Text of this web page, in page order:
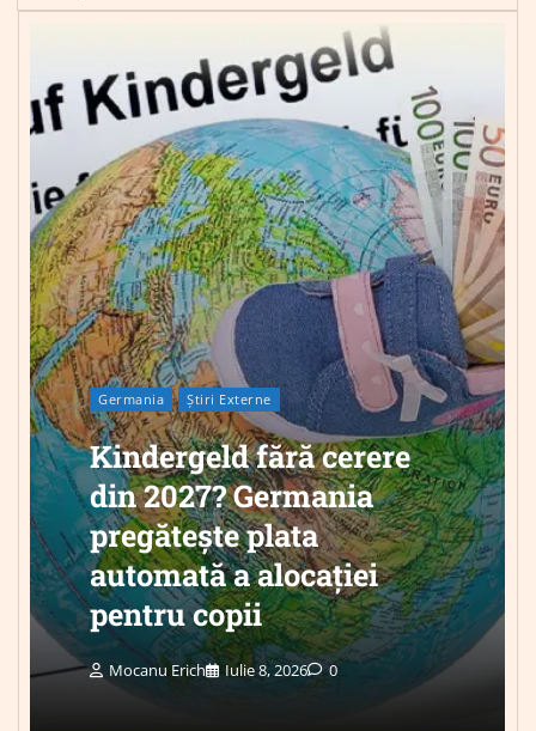
Germania Știri Externe
Kindergeld fără cerere
din 2027? Germania
pregătește plata
automată a alocației
pentru copii
Mocanu Erich Iulie 8, 2026 0